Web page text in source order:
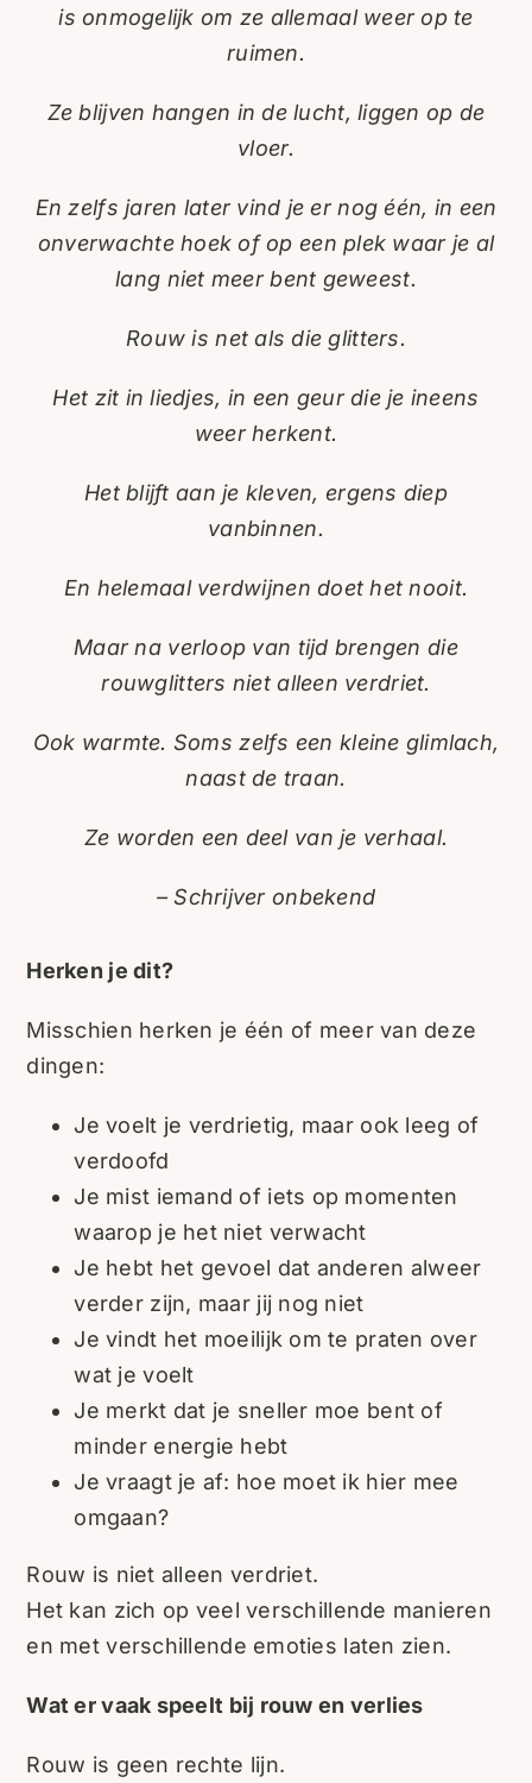
is onmogelijk om ze allemaal weer op te
ruimen.
Ze blijven hangen in de lucht, liggen op de
vloer.
En zelfs jaren later vind je er nog één, in een
onverwachte hoek of op een plek waar je al
lang niet meer bent geweest.
Rouw is net als die glitters.
Het zit in liedjes, in een geur die je ineens
weer herkent.
Het blijft aan je kleven, ergens diep
vanbinnen.
En helemaal verdwijnen doet het nooit.
Maar na verloop van tijd brengen die
rouwglitters niet alleen verdriet.
Ook warmte. Soms zelfs een kleine glimlach,
naast de traan.
Ze worden een deel van je verhaal.
– Schrijver onbekend
Herken je dit?
Misschien herken je één of meer van deze
dingen:
Je voelt je verdrietig, maar ook leeg of
verdoofd
Je mist iemand of iets op momenten
waarop je het niet verwacht
Je hebt het gevoel dat anderen alweer
verder zijn, maar jij nog niet
Je vindt het moeilijk om te praten over
wat je voelt
Je merkt dat je sneller moe bent of
minder energie hebt
Je vraagt je af: hoe moet ik hier mee
omgaan?
Rouw is niet alleen verdriet.
Het kan zich op veel verschillende manieren
en met verschillende emoties laten zien.
Wat er vaak speelt bij rouw en verlies
Rouw is geen rechte lijn.